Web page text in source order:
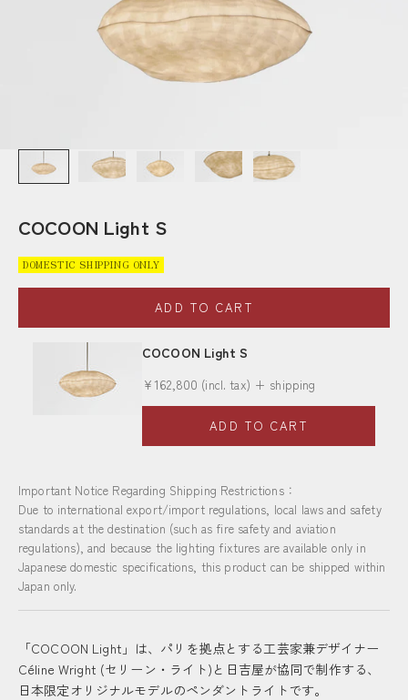
COCOON Light S
DOMESTIC SHIPPING ONLY
ADD TO CART
COCOON Light S
Sale price
¥162,800 (incl. tax) + shipping
ADD TO CART
Important Notice Regarding Shipping Restrictions：
Due to international export/import regulations, local laws and safety
standards at the destination (such as fire safety and aviation
regulations), and because the lighting fixtures are available only in
Japanese domestic specifications, this product can be shipped within
Japan only.
「COCOON Light」は、パリを拠点とする工芸家兼デザイナー
Céline Wright (セリーン・ライト)と日吉屋が協同で制作する、
日本限定オリジナルモデルのペンダントライトです。